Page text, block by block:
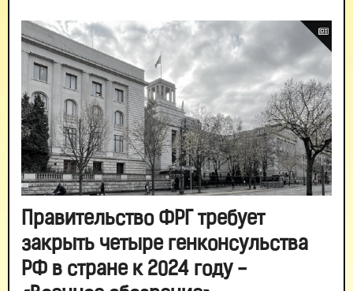
Правительство ФРГ требует
закрыть четыре генконсульства
РФ в стране к 2024 году -